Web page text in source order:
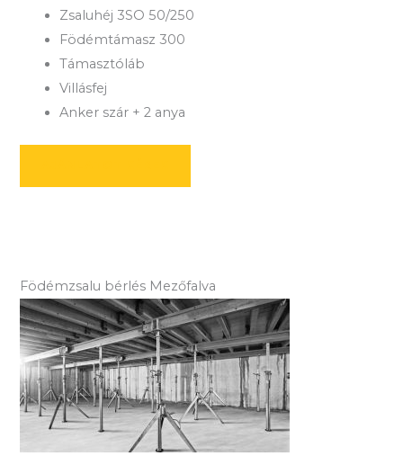
Zsaluhéj 3SO 50/250
Födémtámasz 300
Támasztóláb
Villásfej
Anker szár + 2 anya
Födémzsalu bérlés Mezőfalva